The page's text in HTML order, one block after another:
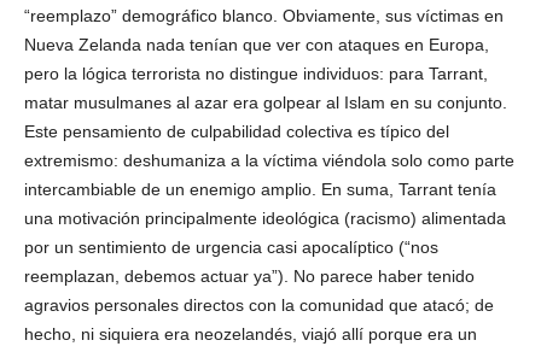
“reemplazo” demográfico blanco. Obviamente, sus víctimas en
Nueva Zelanda nada tenían que ver con ataques en Europa,
pero la lógica terrorista no distingue individuos: para Tarrant,
matar musulmanes al azar era golpear al Islam en su conjunto.
Este pensamiento de culpabilidad colectiva es típico del
extremismo: deshumaniza a la víctima viéndola solo como parte
intercambiable de un enemigo amplio. En suma, Tarrant tenía
una motivación principalmente ideológica (racismo) alimentada
por un sentimiento de urgencia casi apocalíptico (“nos
reemplazan, debemos actuar ya”). No parece haber tenido
agravios personales directos con la comunidad que atacó; de
hecho, ni siquiera era neozelandés, viajó allí porque era un